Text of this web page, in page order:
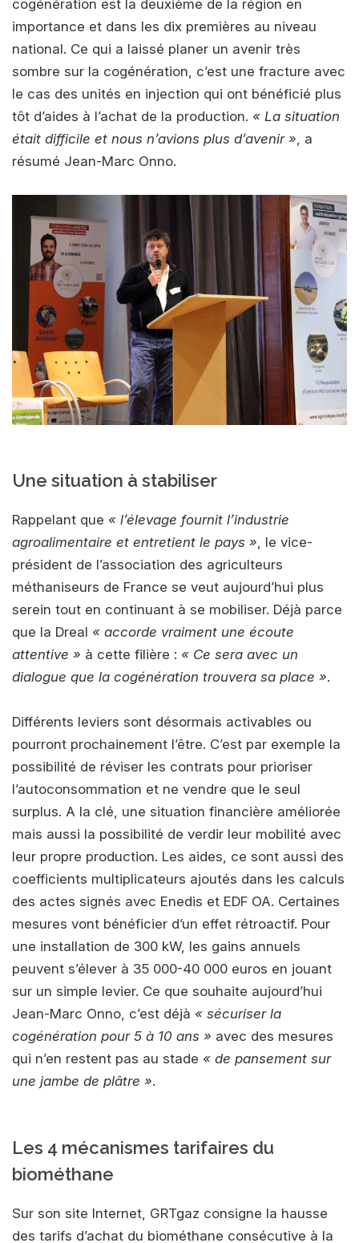
cogénération est la deuxième de la région en
importance et dans les dix premières au niveau
national. Ce qui a laissé planer un avenir très
sombre sur la cogénération, c’est une fracture avec
le cas des unités en injection qui ont bénéficié plus
tôt d’aides à l’achat de la production. « La situation
était difficile et nous n’avions plus d’avenir » , a
résumé Jean-Marc Onno.
Une situation à stabiliser
Rappelant que « l’élevage fournit l’industrie
agroalimentaire et entretient le pays », le vice-
président de l’association des agriculteurs
méthaniseurs de France se veut aujourd’hui plus
serein tout en continuant à se mobiliser. Déjà parce
que la Dreal « accorde vraiment une écoute
attentive » à cette filière : « Ce sera avec un
dialogue que la cogénération trouvera sa place ».
Différents leviers sont désormais activables ou
pourront prochainement l’être. C’est par exemple la
possibilité de réviser les contrats pour prioriser
l’autoconsommation et ne vendre que le seul
surplus. A la clé, une situation financière améliorée
mais aussi la possibilité de verdir leur mobilité avec
leur propre production. Les aides, ce sont aussi des
coefficients multiplicateurs ajoutés dans les calculs
des actes signés avec Enedis et EDF OA. Certaines
mesures vont bénéficier d’un effet rétroactif. Pour
une installation de 300 kW, les gains annuels
peuvent s’élever à 35 000-40 000 euros en jouant
sur un simple levier. Ce que souhaite aujourd’hui
Jean-Marc Onno, c’est déjà « sécuriser la
cogénération pour 5 à 10 ans » avec des mesures
qui n’en restent pas au stade « de pansement sur
une jambe de plâtre ».
Les 4 mécanismes tarifaires du
biométhane
Sur son site Internet, GRTgaz consigne la hausse
des tarifs d’achat du biométhane consécutive à la